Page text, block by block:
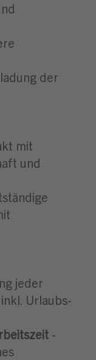
der
mit
und
jeder
Urlaubs-
-